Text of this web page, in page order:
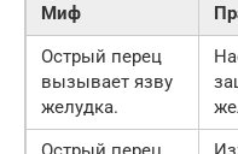
Миф
Острый перец
вызывает язву
желудка.